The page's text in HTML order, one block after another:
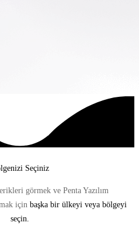
Seçiniz
görmek ve Penta Yazılım
için başka bir ülkeyi veya bölgeyi
seçin.